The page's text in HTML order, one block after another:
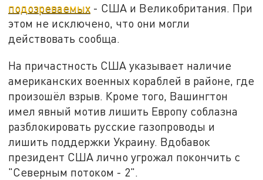
подозреваемых - США и Великобритания. При
этом не исключено, что они могли
действовать сообща.
На причастность США указывает наличие
американских военных кораблей в районе, где
произошёл взрыв. Кроме того, Вашингтон
имел явный мотив лишить Европу соблазна
разблокировать русские газопроводы и
лишить поддержки Украину. Вдобавок
президент США лично угрожал покончить с
"Северным потоком - 2".